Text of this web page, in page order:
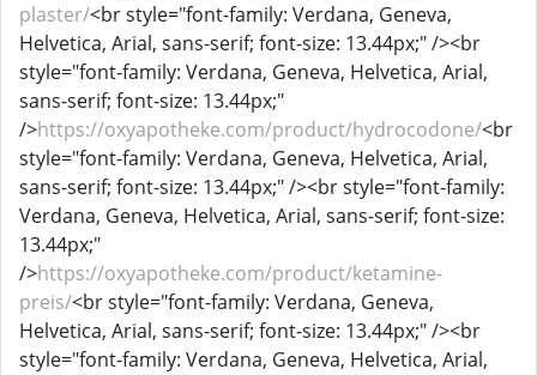
plaster/<br style="font-family: Verdana, Geneva,
Helvetica, Arial, sans-serif; font-size: 13.44px;" /><br
style="font-family: Verdana, Geneva, Helvetica, Arial,
sans-serif; font-size: 13.44px;"
/>https://oxyapotheke.com/product/hydrocodone/<br
style="font-family: Verdana, Geneva, Helvetica, Arial,
sans-serif; font-size: 13.44px;" /><br style="font-family:
Verdana, Geneva, Helvetica, Arial, sans-serif; font-size:
13.44px;"
/>https://oxyapotheke.com/product/ketamine-
preis/<br style="font-family: Verdana, Geneva,
Helvetica, Arial, sans-serif; font-size: 13.44px;" /><br
style="font-family: Verdana, Geneva, Helvetica, Arial,